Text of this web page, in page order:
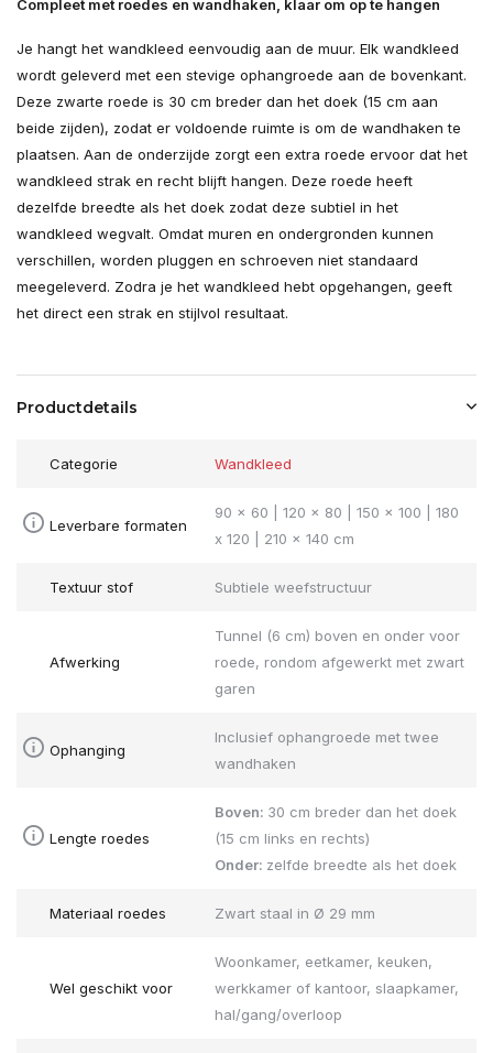
Compleet met roedes en wandhaken, klaar om op te hangen
Je hangt het wandkleed eenvoudig aan de muur. Elk wandkleed
wordt geleverd met een stevige ophangroede aan de bovenkant.
Deze zwarte roede is 30 cm breder dan het doek (15 cm aan
beide zijden), zodat er voldoende ruimte is om de wandhaken te
plaatsen. Aan de onderzijde zorgt een extra roede ervoor dat het
wandkleed strak en recht blijft hangen. Deze roede heeft
dezelfde breedte als het doek zodat deze subtiel in het
wandkleed wegvalt. Omdat muren en ondergronden kunnen
verschillen, worden pluggen en schroeven niet standaard
meegeleverd. Zodra je het wandkleed hebt opgehangen, geeft
het direct een strak en stijlvol resultaat.
Productdetails
Categorie Wandkleed
Leverbare formaten
90 x 60 | 120 x 80 | 150 x 100 | 180
x 120 | 210 x 140 cm
Textuur stof Subtiele weefstructuur
Afwerking
Tunnel (6 cm) boven en onder voor
roede, rondom afgewerkt met zwart
garen
Ophanging
Inclusief ophangroede met twee
wandhaken
Lengte roedes
Boven: 30 cm breder dan het doek
(15 cm links en rechts)
Onder: zelfde breedte als het doek
Materiaal roedes Zwart staal in Ø 29 mm
Wel geschikt voor
Woonkamer, eetkamer, keuken,
werkkamer of kantoor, slaapkamer,
hal/gang/overloop